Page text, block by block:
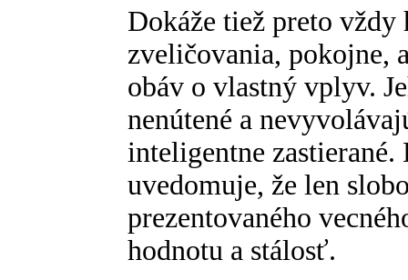
Dokáže tiež preto
zveličovania, pokojne,
obáv o vlastný vplyv.
nenútené a
inteligentne
uvedomuje, že len
prezentovaného
hodnotu a stálosť.